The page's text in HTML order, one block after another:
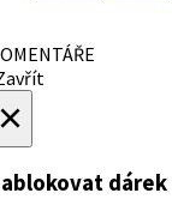
dárek